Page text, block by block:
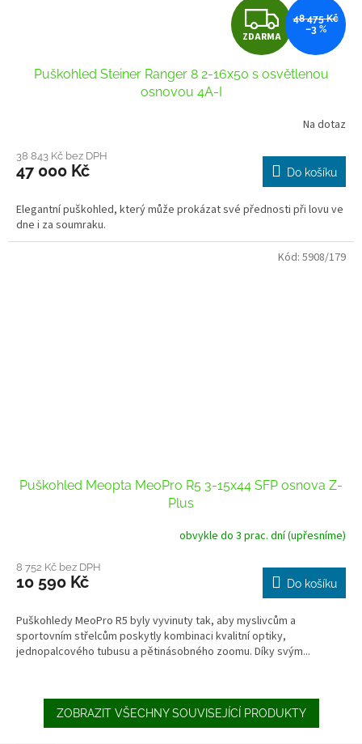
Z
D
A
M
A
ZDARMA
48 475 Kč
–3 %
Puškohled Steiner Ranger 8 2-16x50 s osvětlenou
osnovou 4A-I
Na dotaz
38 843 Kč bez DPH
47 000 Kč Do košíku
Elegantní puškohled, který může prokázat své přednosti při lovu ve
dne i za soumraku.
Puškohled Meopta MeoPro R5 3-15x44 SFP osnova Z-
Plus
obvykle do 3 prac. dní (upřesníme)
8 752 Kč bez DPH
10 590 Kč Do košíku
Puškohledy MeoPro R5 byly vyvinuty tak, aby myslivcům a
sportovním střelcům poskytly kombinaci kvalitní optiky,
jednopalcového tubusu a pětinásobného zoomu. Díky svým...
Kód: 5908/179
ZOBRAZIT VŠECHNY SOUVISEJÍCÍ PRODUKTY